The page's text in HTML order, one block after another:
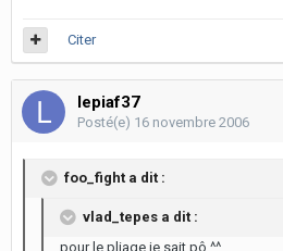
Citer
lepiaf37
Posté(e) 16 novembre 2006
foo_fight a dit :
vlad_tepes a dit :
pour le pliage je sait pô ^^